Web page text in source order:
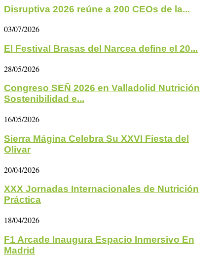
Disruptiva 2026 reúne a 200 CEOs de la...
03/07/2026
El Festival Brasas del Narcea define el 20...
28/05/2026
Congreso SEÑ 2026 en Valladolid Nutrición
Sostenibilidad e...
16/05/2026
Sierra Mágina Celebra Su XXVI Fiesta del
Olivar
20/04/2026
XXX Jornadas Internacionales de Nutrición
Práctica
18/04/2026
F1 Arcade Inaugura Espacio Inmersivo En
Madrid